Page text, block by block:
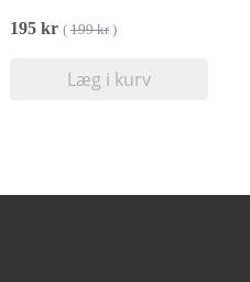
195 kr ( 199 kr)
Læg i kurv